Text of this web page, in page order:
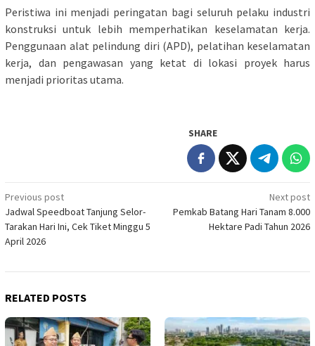
Peristiwa ini menjadi peringatan bagi seluruh pelaku industri
konstruksi untuk lebih memperhatikan keselamatan kerja.
Penggunaan alat pelindung diri (APD), pelatihan keselamatan
kerja, dan pengawasan yang ketat di lokasi proyek harus
menjadi prioritas utama.
SHARE
Post
navigation
Previous post
Jadwal Speedboat Tanjung Selor-
Tarakan Hari Ini, Cek Tiket Minggu 5
April 2026
Next post
Pemkab Batang Hari Tanam 8.000
Hektare Padi Tahun 2026
RELATED POSTS